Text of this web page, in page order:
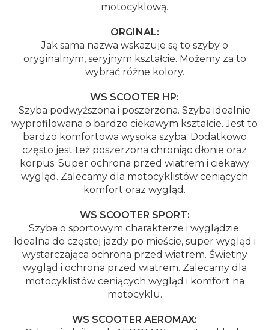
motocyklową.
ORGINAL:
Jak sama nazwa wskazuje są to szyby o
oryginalnym, seryjnym kształcie. Możemy za to
wybrać różne kolory.
WS SCOOTER HP:
Szyba podwyższona i poszerzona. Szyba idealnie
wyprofilowana o bardzo ciekawym kształcie. Jest to
bardzo komfortowa wysoka szyba. Dodatkowo
często jest też poszerzona chroniąc dłonie oraz
korpus. Super ochrona przed wiatrem i ciekawy
wygląd. Zalecamy dla motocyklistów ceniących
komfort oraz wygląd.
WS SCOOTER SPORT:
Szyba o sportowym charakterze i wyglądzie.
Idealna do częstej jazdy po mieście, super wygląd i
wystarczająca ochrona przed wiatrem. Świetny
wygląd i ochrona przed wiatrem. Zalecamy dla
motocyklistów ceniących wygląd i komfort na
motocyklu.
WS SCOOTER AEROMAX: